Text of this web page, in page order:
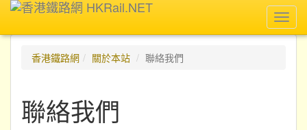
香港鐵路網
關於本站 聯絡我們
聯絡我們